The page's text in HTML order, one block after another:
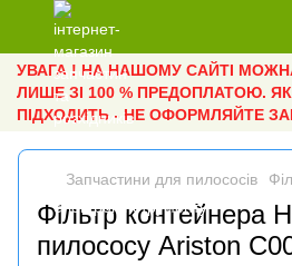
УВАГА ! НА НАШОМУ САЙТІ
ЛИШЕ ЗІ 100 % ПРЕДОПЛАТОЮ.
ПІДХОДИТЬ - НЕ ОФОРМЛЯЙТЕ
Запчастини для пилососів
Фільтр контейнера
пилососу Ariston